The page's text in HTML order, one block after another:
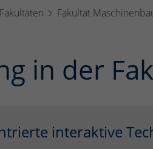
Fakultäten Fakultät
in der
interaktive